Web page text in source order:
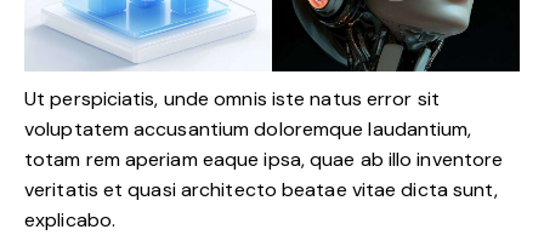
Ut perspiciatis, unde omnis iste natus error sit
voluptatem accusantium doloremque laudantium,
totam rem aperiam eaque ipsa, quae ab illo inventore
veritatis et quasi architecto beatae vitae dicta sunt,
explicabo.